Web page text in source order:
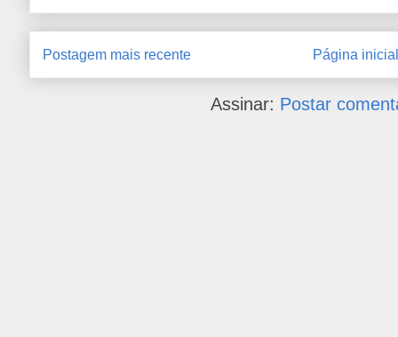
Postagem mais recente Página inicial
Assinar: Postar